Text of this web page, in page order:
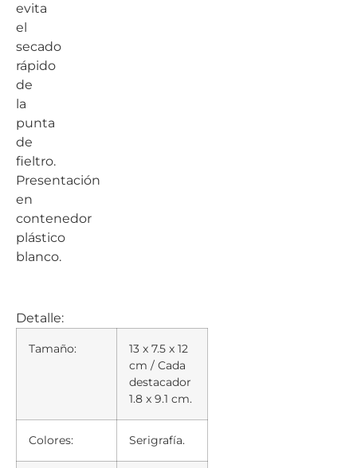
evita
el
secado
rápido
de
la
punta
de
fieltro.
Presentación
en
contenedor
plástico
blanco.
Detalle:
Tamaño:
13 x 7.5 x 12
cm / Cada
destacador
1.8 x 9.1 cm.
Colores: Serigrafía.